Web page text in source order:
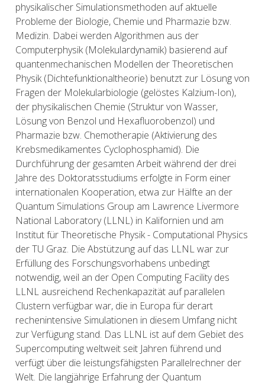
physikalischer Simulationsmethoden auf aktuelle
Probleme der Biologie, Chemie und Pharmazie bzw.
Medizin. Dabei werden Algorithmen aus der
Computerphysik (Molekulardynamik) basierend auf
quantenmechanischen Modellen der Theoretischen
Physik (Dichtefunktionaltheorie) benutzt zur Lösung von
Fragen der Molekularbiologie (gelöstes Kalzium-Ion),
der physikalischen Chemie (Struktur von Wasser,
Lösung von Benzol und Hexafluorobenzol) und
Pharmazie bzw. Chemotherapie (Aktivierung des
Krebsmedikamentes Cyclophosphamid). Die
Durchführung der gesamten Arbeit während der drei
Jahre des Doktoratsstudiums erfolgte in Form einer
internationalen Kooperation, etwa zur Hälfte an der
Quantum Simulations Group am Lawrence Livermore
National Laboratory (LLNL) in Kalifornien und am
Institut für Theoretische Physik - Computational Physics
der TU Graz. Die Abstützung auf das LLNL war zur
Erfüllung des Forschungsvorhabens unbedingt
notwendig, weil an der Open Computing Facility des
LLNL ausreichend Rechenkapazität auf parallelen
Clustern verfügbar war, die in Europa für derart
rechenintensive Simulationen in diesem Umfang nicht
zur Verfügung stand. Das LLNL ist auf dem Gebiet des
Supercomputing weltweit seit Jahren führend und
verfügt über die leistungsfähigsten Parallelrechner der
Welt. Die langjährige Erfahrung der Quantum